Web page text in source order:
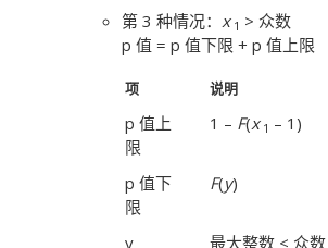
第 3 种情况： x 1 > 众数
p 值 = p 值下限 + p 值上限
项 说明
p 值上
限
1 – F(x 1 – 1)
p 值下
限
F(y)
y 最大整数 < 众